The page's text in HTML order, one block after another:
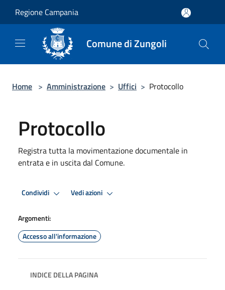
Regione Campania
Comune di Zungoli
Home > Amministrazione > Uffici > Protocollo
Protocollo
Registra tutta la movimentazione documentale in
entrata e in uscita dal Comune.
Condividi Vedi azioni
Argomenti:
Accesso all'informazione
INDICE DELLA PAGINA